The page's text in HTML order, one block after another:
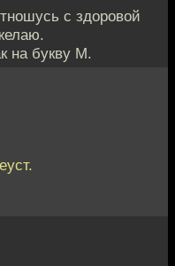
с здоровой
на букву М.